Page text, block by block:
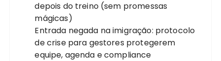
depois do treino (sem promessas
mágicas)
Entrada negada na imigração: protocolo
de crise para gestores protegerem
equipe, agenda e compliance